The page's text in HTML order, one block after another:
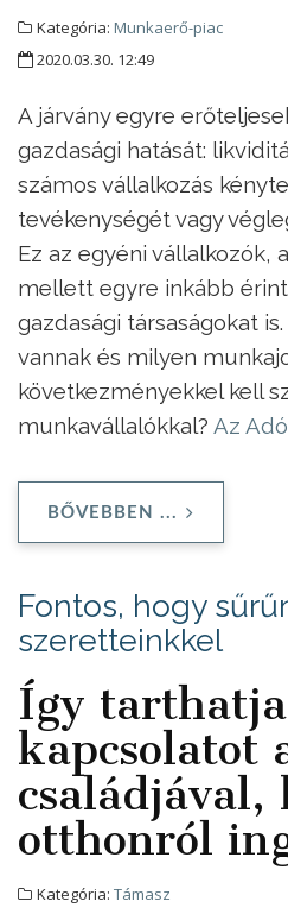
Kategória: Munkaerő-piac
2020.03.30. 12:49
A járvány egyre
gazdasági hatását:
számos vállalkozás
tevékenységét vagy
Ez az egyéni vállalkozók,
mellett egyre inkább
gazdasági társaságokat
vannak és milyen
következményekkel kell
munkavállalókkal? Az
BŐVEBBEN ...
Fontos, hogy
szeretteinkkel
Így
kapcsolatot
családjával,
otthonról
Kategória: Támasz